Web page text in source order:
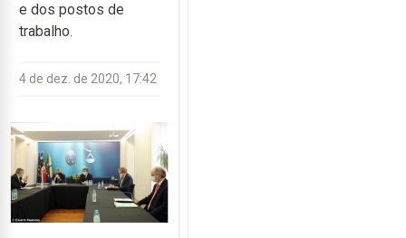
e dos postos de
trabalho.
4 de dez. de 2020, 17:42